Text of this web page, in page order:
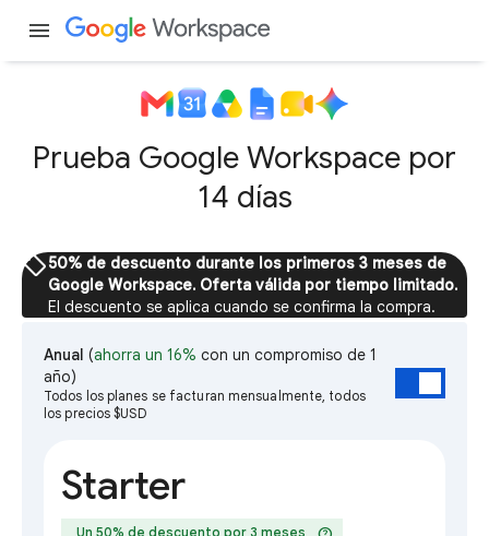
menu
Prueba Google Workspace por
14 días
sell50% de descuento durante los primeros 3 meses de
Google Workspace. Oferta válida por tiempo limitado.
El descuento se aplica cuando se confirma la compra.
Anual (ahorra un 16% con un compromiso de 1
año)
Todos los planes se facturan mensualmente, todos
los precios $USD
Starter
Un 50% de descuento por 3 meses